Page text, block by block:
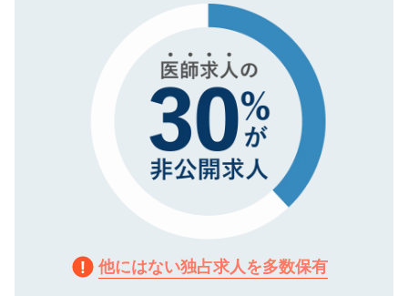
で、機密保持に関してもご安心ください。
他にはない独占求人を多数保有